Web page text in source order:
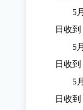
5
日收到
5
日收到
5
日收到